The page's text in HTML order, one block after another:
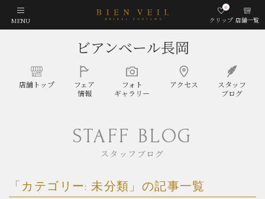
MENU クリップ
0
店舗一覧
ビアンベール長岡
店舗トップ
フェア
情報
フォト
ギャラリー
アクセス
スタッフ
ブログ
STAFF BLOG
スタッフブログ
「カテゴリー:未分類 」の記事一覧